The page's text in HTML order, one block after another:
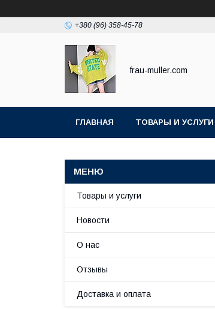
+380 (96) 358-45-78
frau-muller.com
ГЛАВНАЯ ТОВАРЫ И УСЛУГИ
Товары и услуги
Новости
О нас
Отзывы
Доставка и оплата